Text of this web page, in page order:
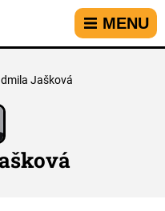
MENU
Jašková